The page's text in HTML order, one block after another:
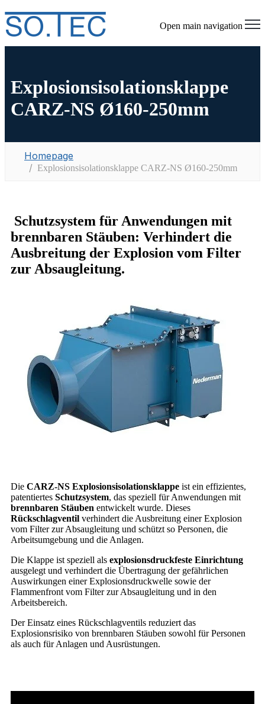
Open main navigation
Explosionsisolationsklappe
CARZ-NS Ø160-250mm
Homepage
Explosionsisolationsklappe CARZ-NS Ø160-250mm
Schutzsystem für Anwendungen mit
brennbaren Stäuben: Verhindert die
Ausbreitung der Explosion vom Filter
zur Absaugleitung.
Die CARZ-NS Explosionsisolationsklappe ist ein effizientes,
patentiertes Schutzsystem, das speziell für Anwendungen mit
brennbaren Stäuben entwickelt wurde. Dieses
Rückschlagventil verhindert die Ausbreitung einer Explosion
vom Filter zur Absaugleitung und schützt so Personen, die
Arbeitsumgebung und die Anlagen.
Die Klappe ist speziell als explosionsdruckfeste Einrichtung
ausgelegt und verhindert die Übertragung der gefährlichen
Auswirkungen einer Explosionsdruckwelle sowie der
Flammenfront vom Filter zur Absaugleitung und in den
Arbeitsbereich.
Der Einsatz eines Rückschlagventils reduziert das
Explosionsrisiko von brennbaren Stäuben sowohl für Personen
als auch für Anlagen und Ausrüstungen.